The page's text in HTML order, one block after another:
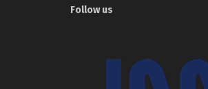
Follow us